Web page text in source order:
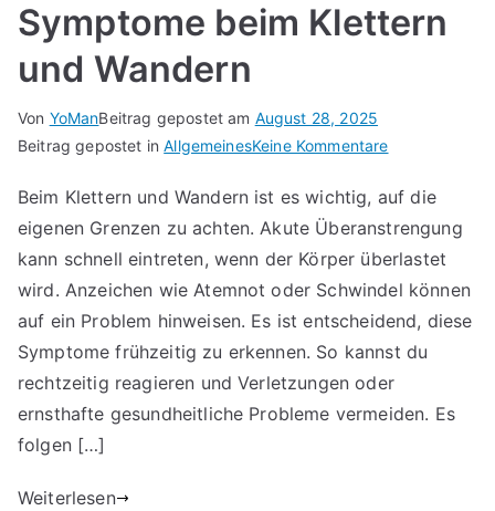
Symptome beim Klettern
und Wandern
Von YoManBeitrag gepostet am August 28, 2025
Beitrag gepostet inAllgemeinesKeine Kommentarefür
Symptome
beim
Klettern
und
Beim Klettern und Wandern ist es wichtig, auf die
eigenen Grenzen zu achten. Akute Überanstrengung
kann schnell eintreten, wenn der Körper überlastet
wird. Anzeichen wie Atemnot oder Schwindel können
auf ein Problem hinweisen. Es ist entscheidend, diese
Symptome frühzeitig zu erkennen. So kannst du
rechtzeitig reagieren und Verletzungen oder
ernsthafte gesundheitliche Probleme vermeiden. Es
folgen […]
Weiterlesen